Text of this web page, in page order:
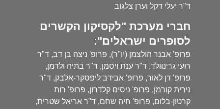
ד"ר יעלי דקל וערן צלגוב
חברי מערכת "לקסיקון הקשרים
לסופרים ישראלים":
פרופ' אבנר הולצמן (יו"ר), פרופ' ניצה בן דב, ד"ר
רועי גרינוולד, ד"ר ענת ויסמן, ד"ר בתיה ולדמן,
פרופ' דן לאור, פרופ' אבידב ליפסקר-אלבק, ד"ר
נירית קורמן, פרופ' ניסים קלדרון, פרופ' רות
קרטון-בלום, פרופ' חיה שחם, ד"ר אריאל שטרית,